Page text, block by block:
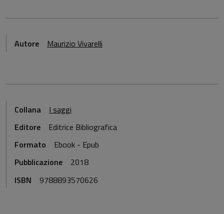
Autore Maurizio Vivarelli
Collana
I saggi
Editore
Editrice Bibliografica
Formato
Ebook - Epub
Pubblicazione
2018
ISBN
9788893570626